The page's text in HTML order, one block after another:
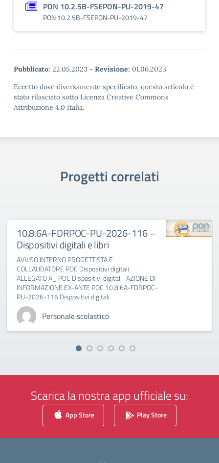
PON 10.2.5B-FSEPON-PU-2019-47
PON 10.2.5B-FSEPON-PU-2019-47
Pubblicato: 22.05.2023 - Revisione: 01.06.2023
Eccetto dove diversamente specificato, questo articolo è
stato rilasciato sotto Licenza Creative Commons
Attribuzione 4.0 Italia.
Progetti correlati
10.8.6A-FDRPOC-PU-2026-116 –
Dispositivi digitali e libri
AVVISO INTERNO PROGETTISTA E
COLLAUDATORE POC Dispositivi digitali
ALLEGATO A_ POC Dispositivi digitali AZIONE DI
INFORMAZIONE EX-ANTE POC 10.8.6A-FDRPOC-
PU-2026-116 Dispositivi digitali
Personale scolastico
Scarica la nostra app ufficiale su:
App Store Play Store